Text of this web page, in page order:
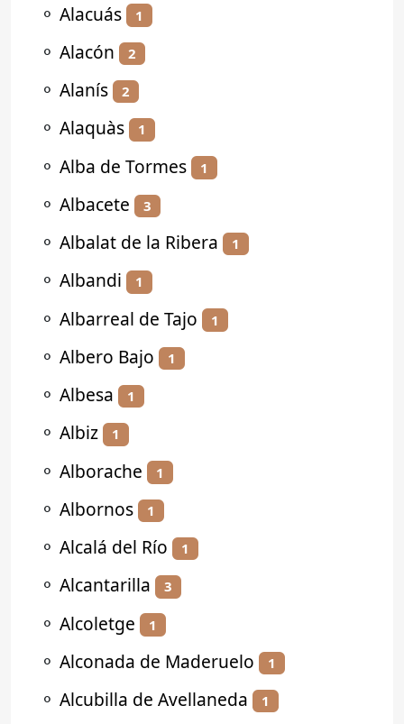
⚬ Alacuás 1
⚬ Alacón 2
⚬ Alanís 2
⚬ Alaquàs 1
⚬ Alba de Tormes 1
⚬ Albacete 3
⚬ Albalat de la Ribera 1
⚬ Albandi 1
⚬ Albarreal de Tajo 1
⚬ Albero Bajo 1
⚬ Albesa 1
⚬ Albiz 1
⚬ Alborache 1
⚬ Albornos 1
⚬ Alcalá del Río 1
⚬ Alcantarilla 3
⚬ Alcoletge 1
⚬ Alconada de Maderuelo 1
⚬ Alcubilla de Avellaneda 1